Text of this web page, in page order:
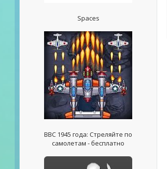
Spaces
ВВС 1945 года: Стреляйте по
самолетам - бесплатно